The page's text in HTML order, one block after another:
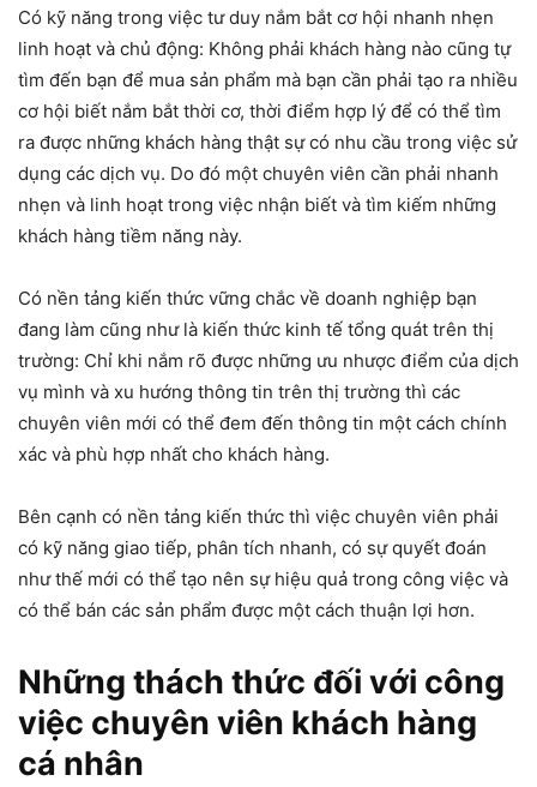
Có kỹ năng trong việc tư duy nắm bắt cơ hội nhanh nhẹn
linh hoạt và chủ động: Không phải khách hàng nào cũng tự
tìm đến bạn để mua sản phẩm mà bạn cần phải tạo ra nhiều
cơ hội biết nắm bắt thời cơ, thời điểm hợp lý để có thể tìm
ra được những khách hàng thật sự có nhu cầu trong việc sử
dụng các dịch vụ. Do đó một chuyên viên cần phải nhanh
nhẹn và linh hoạt trong việc nhận biết và tìm kiếm những
khách hàng tiềm năng này.
Có nền tảng kiến thức vững chắc về doanh nghiệp bạn
đang làm cũng như là kiến thức kinh tế tổng quát trên thị
trường: Chỉ khi nắm rõ được những ưu nhược điểm của dịch
vụ mình và xu hướng thông tin trên thị trường thì các
chuyên viên mới có thể đem đến thông tin một cách chính
xác và phù hợp nhất cho khách hàng.
Bên cạnh có nền tảng kiến thức thì việc chuyên viên phải
có kỹ năng giao tiếp, phân tích nhanh, có sự quyết đoán
như thế mới có thể tạo nên sự hiệu quả trong công việc và
có thể bán các sản phẩm được một cách thuận lợi hơn.
Những thách thức đối với công
việc chuyên viên khách hàng
cá nhân